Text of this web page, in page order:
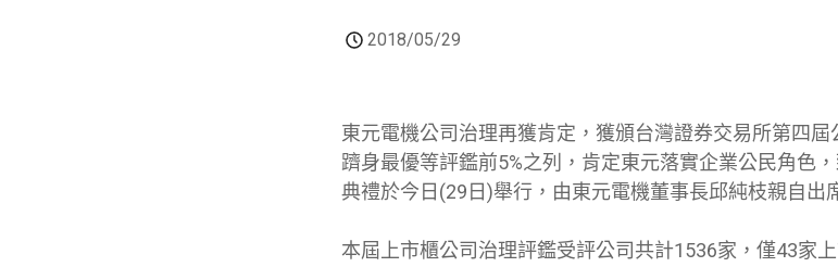
2018/05/29
東元電機公司治理再獲肯定，獲頒台灣證券交易所第四
躋身最優等評鑑前5%之列，肯定東元落實企業公民角色
典禮於今日(29日)舉行，由東元電機董事長邱純枝親自出
本屆上市櫃公司治理評鑑受評公司共計1536家，僅43家